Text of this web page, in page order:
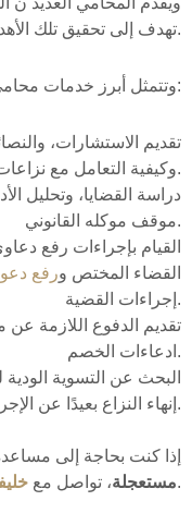
تهدف إلى تحقيق تلك الأهداف بطرق مشروعة.
وتتمثل أبرز خدمات محامي متخصص في قضايا الحضانة، في الآتي:
تقديم الاستشارات،
وكيفية التعامل مع نزاعات الحضانة.
دراسة القضايا، وتحليل
موقف موكله القانوني.
القيام بإجراءات رفع
القضاء المختص ورفع
إجراءات القضية.
تقديم الدفوع اللازمة عن
ادعاءات الخصم.
البحث عن التسوية
إنهاء النزاع بعيدًا عن الإجراءات القضائية الطويلة.
إذا كنت بحاجة إلى
مستعجلة، تواصل مع .